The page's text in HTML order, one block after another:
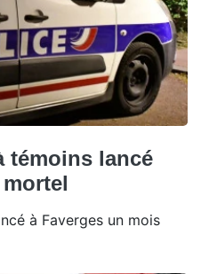
témoins lancé
à Faverges un mois